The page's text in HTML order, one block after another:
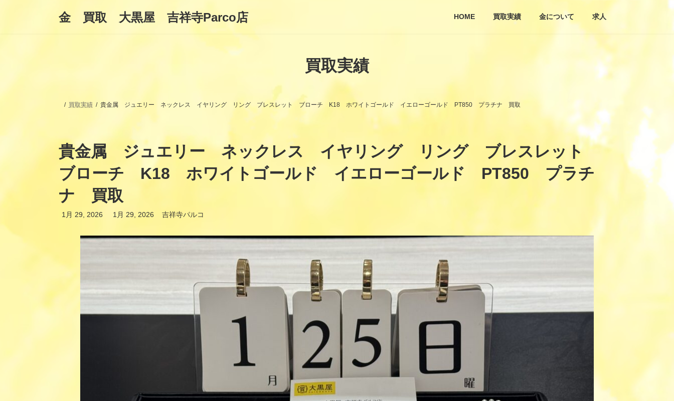
金 買取 大黒屋 吉祥寺Parco店 HOME 買取実績 金について 求人
買取実績
買取実績 貴金属 ジュエリー ネックレス イヤリング リング ブレスレット ブローチ K18 ホワイトゴールド イエローゴールド PT850 プラチナ 買取
貴金属 ジュエリー ネックレス イヤリング リング ブレスレット
ブローチ K18 ホワイトゴールド イエローゴールド PT850 プラチ
ナ 買取
1月 29, 2026
最
新
1月 29, 2026 吉祥寺パルコ